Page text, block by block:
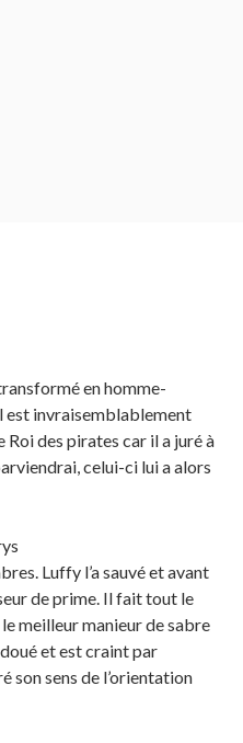
en homme-
est invraisemblablement
Roi des pirates car il a juré à
celui-ci lui a alors
Luffy l’a sauvé et avant
de prime. Il fait tout le
meilleur manieur de sabre
et est craint par
son sens de l’orientation